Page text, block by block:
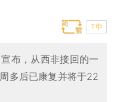
T中
布，从西非接回的一
多后已康复并将于22